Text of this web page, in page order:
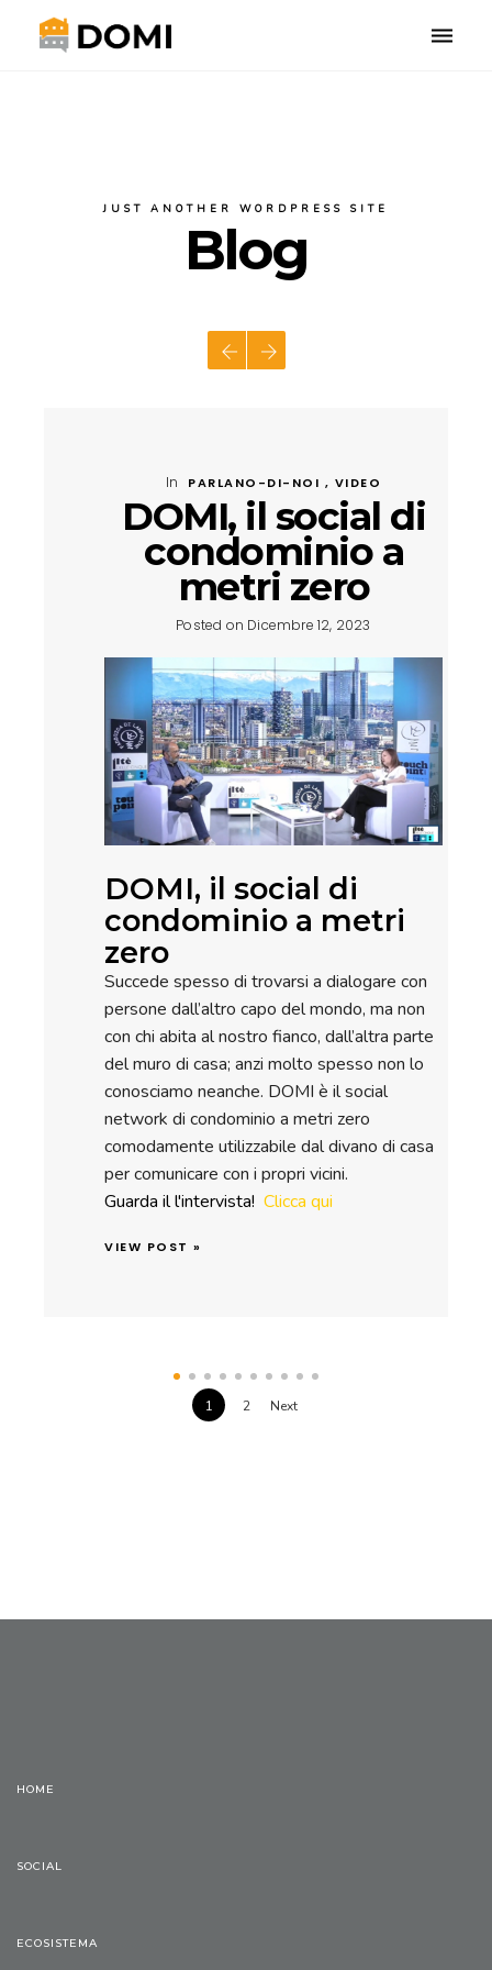
Toggle
JUST ANOTHER WORDPRESS SITE
Blog
In PARLANO-DI-NOI , VIDEO
DOMI, il social di
condominio a
metri zero
Posted on Dicembre 12, 2023
DOMI, il social di
condominio a metri
zero
Succede spesso di trovarsi a dialogare con
persone dall’altro capo del mondo, ma non
con chi abita al nostro fianco, dall’altra parte
del muro di casa; anzi molto spesso non lo
conosciamo neanche. DOMI è il social
network di condominio a metri zero
comodamente utilizzabile dal divano di casa
per comunicare con i propri vicini.
Guarda il l'intervista! Clicca qui
VIEW POST »
1 2 Next
HOME
SOCIAL
ECOSISTEMA